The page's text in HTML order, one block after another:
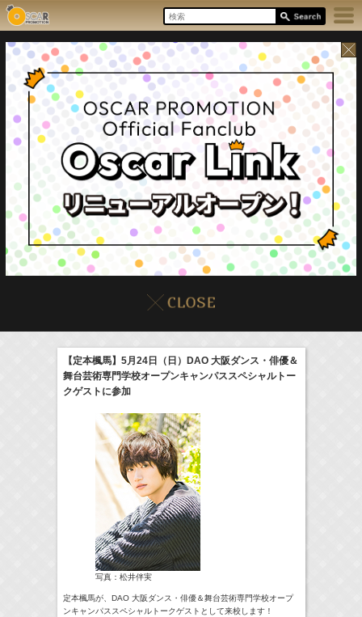
本日の出演情報8/8(Sat) イベント販売情報
17:55-18:00
(Radio) ラジオドラマ「一建設presents おうちのはなし」 髙橋ひかる
18:30-18:56
(TV)
19:30-19:45
(
Radio)
21:00 -21:30
Radio) 藤田ニコルのニコニチ
【定本楓馬】5月24日（日）DAO 大阪ダンス・俳優＆
舞台芸術専門学校オープンキャンパススペシャルトー
クゲストに参加
写真：松井伴実
定本楓馬が、DAO 大阪ダンス・俳優＆舞台芸術専門学校オープ
ンキャンパススペシャルトークゲストとして来校します！